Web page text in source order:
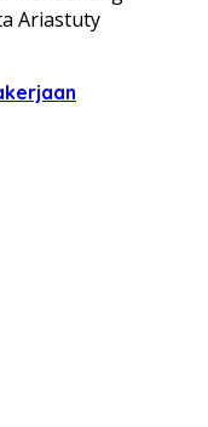
Ariastuty